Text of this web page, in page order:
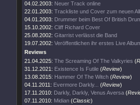
04.02.2003: Neuer Track online
22.01.2003: Trackliste und Cover zum neuen
04.01.2003: Drummer beim Best Of British
15.10.2002: Cliff Richard Cover
25.08.2002: Gitarrist verlässt die Band
19.07.2002: Veröffentlichen ihr erstes Live
Reviews
21.04.2025: The Screaming Of The Valkyries (
31.12.2021: Existence Is Futile (Review)
13.08.2015: Hammer Of The Witch (Review)
04.11.2011: Evermore Darkly... (Review)
17.11.2010: Darkly, Darkly, Venus Aversa (
07.11.2010: Midian (Classic)